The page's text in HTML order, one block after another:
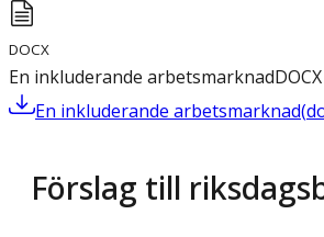
DOCX
En inkluderande arbetsmarknadDOCX
En inkluderande arbetsmarknad(
Förslag till